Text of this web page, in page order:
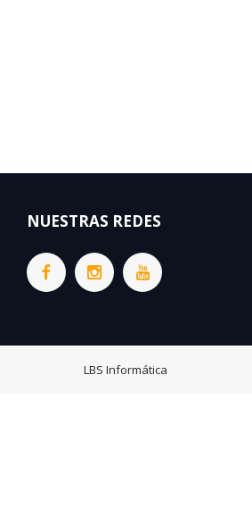
NUESTRAS REDES
LBS Informática